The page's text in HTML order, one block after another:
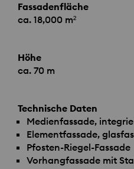
Fassadenfläche
ca. 18,000 m²
Höhe
ca. 70 m
Technische Daten
Medienfassade,
Elementfassade,
Pfosten-Riegel-Fassade
Vorhangfassade mit